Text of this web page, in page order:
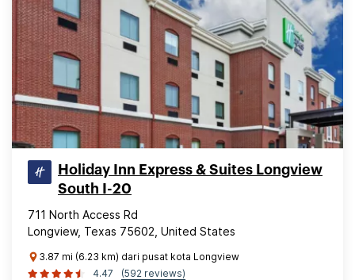
Holiday Inn Express & Suites Longview
South I-20
711 North Access Rd
Longview, Texas 75602, United States
3.87 mi (6.23 km) dari pusat kota Longview
4.47
(592 reviews)